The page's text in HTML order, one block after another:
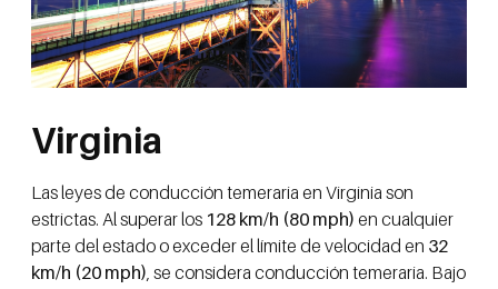
Virginia
Las leyes de conducción temeraria en Virginia son
estrictas. Al superar los 128 km/h (80 mph) en cualquier
parte del estado o exceder el límite de velocidad en 32
km/h (20 mph), se considera conducción temeraria. Bajo